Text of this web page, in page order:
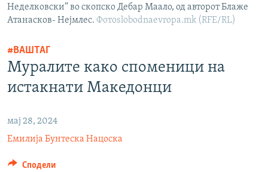
СЛЕДЕТЕ НЕ
РСЕ веб страници
Неделковски” во скопско Дебар Маало, од авторот Блаже
Aтанасков- Нејмлес. Фотоslobodnaevropa.mk (RFE/RL)
#ВАШТАГ
Муралите како споменици на
истакнати Македонци
мај 28, 2024
Емилија Бунтеска Нацоска
Сподели